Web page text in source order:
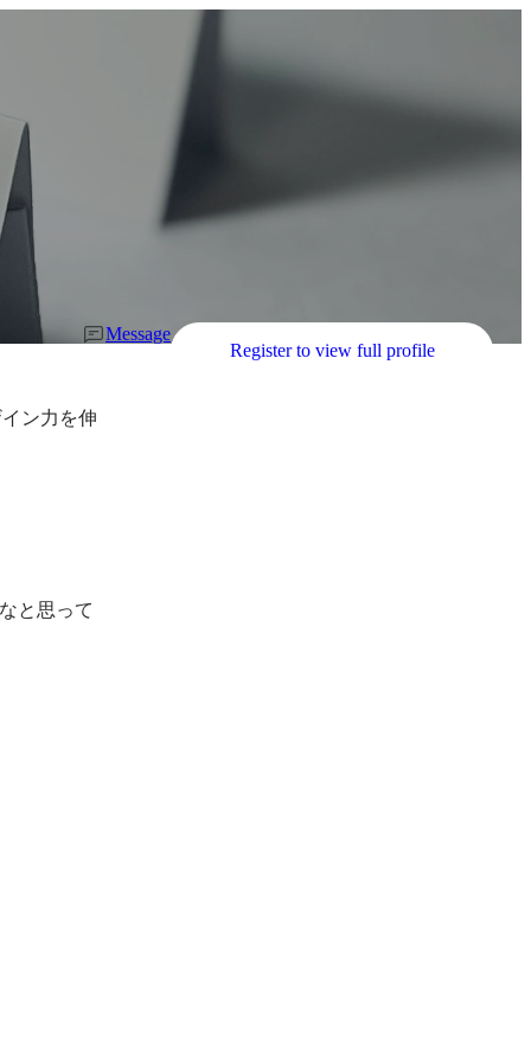
Message
Register to view full profile
ン力を伸
と思って